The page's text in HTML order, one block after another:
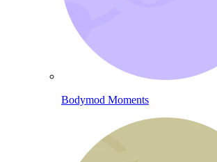
Bodymod Moments